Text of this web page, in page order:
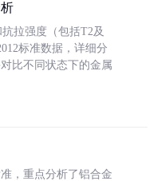
拉强度（包括T2及
标准数据，详细分
比不同状态下的金属
，重点分析了铝合金